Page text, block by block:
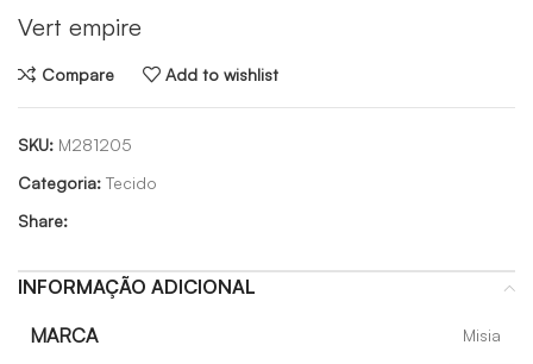
Vert empire
Compare Add to wishlist
SKU: M281205
Categoria: Tecido
Share:
INFORMAÇÃO ADICIONAL
MARCA Misia